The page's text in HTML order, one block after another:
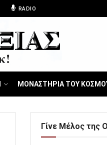
RADIO
ΜΟΝΑΣΤΗΡΙΑ ΤΟΥ
Γίνε Μέλος της